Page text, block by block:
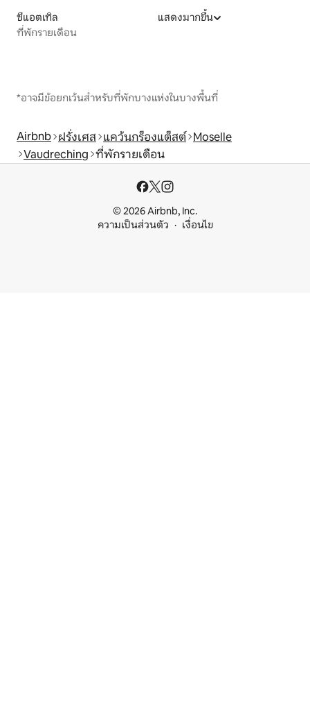
ซีแอตเทิล
ที่พักรายเดือน
แสดงมากขึ้น
*อาจมีข้อยกเว้นสำหรับที่พักบางแห่งในบางพื้นที่
Airbnb ฝรั่งเศส แคว้นกร็องแต็สต์ Moselle
Vaudreching ที่พักรายเดือน
© 2026 Airbnb, Inc.
ความเป็นส่วนตัว
เงื่อนไข